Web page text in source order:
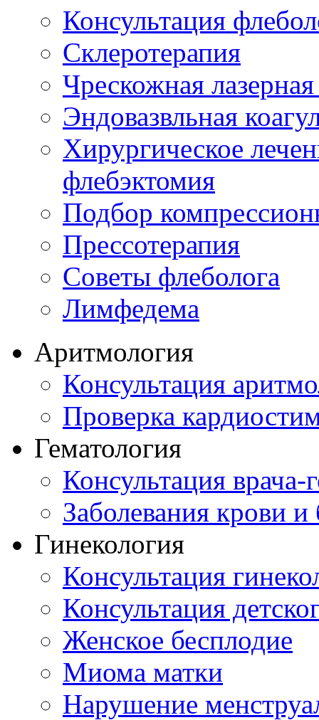
Консультация
Склеротерапия
Чрескожная
Эндовазвльная
Хирургическое
флебэктомия
Подбор
Прессотерапия
Советы флеболога
Лимфедема
Аритмология
Консультация
Проверка
Гематология
Консультация врача-
Заболевания крови и
Гинекология
Консультация
Консультация
Женское бесплодие
Миома матки
Нарушение